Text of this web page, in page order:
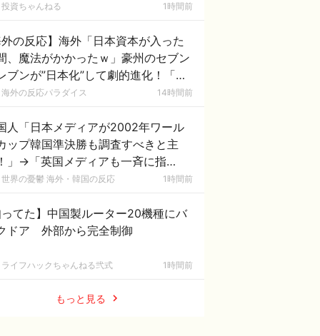
投資ちゃんねる 1時間前
の反応】海外「日本資本が入った
、魔法がかかったｗ」豪州のセブン
ブンが”日本化”して劇的進化！「お
りとたまごサンドが食べられるなん
海外の反応パラダイス 14時間前
人「日本メディアが2002年ワール
ップ韓国準決勝も調査すべきと主
」→「英国メディアも一斉に指
世界の憂鬱 海外・韓国の反応 1時間前
てた】中国製ルーター20機種にバ
ドア 外部から完全制御
ライフハックちゃんねる弐式 1時間前
もっと見る